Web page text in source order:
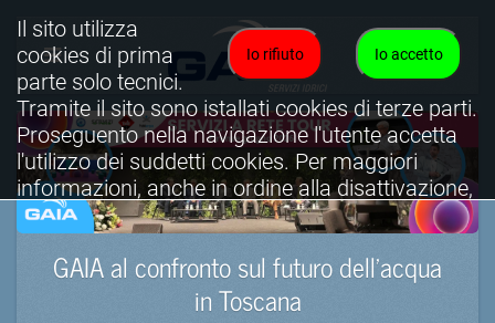
GAIA al confronto sul futuro dell’acqua
in Toscana
Io accetto
Io rifiuto
Il sito utilizza
cookies di prima
parte solo tecnici.
Tramite il sito sono istallati cookies di terze parti.
Proseguento nella navigazione l'utente accetta
l'utilizzo dei suddetti cookies. Per maggiori
informazioni, anche in ordine alla disattivazione,
è possibile consultare l'informativa cookies
completa.
Visualizza informativa completa.